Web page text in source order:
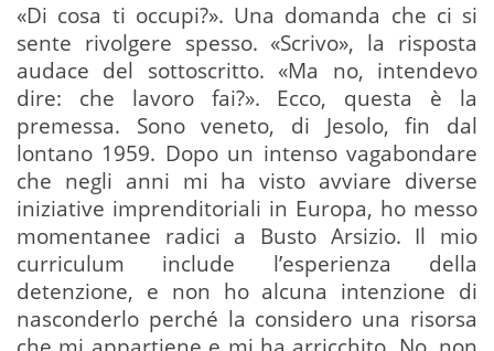
«Di cosa ti occupi?». Una domanda che ci si
sente rivolgere spesso. «Scrivo», la risposta
audace del sottoscritto. «Ma no, intendevo
dire: che lavoro fai?». Ecco, questa è la
premessa. Sono veneto, di Jesolo, fin dal
lontano 1959. Dopo un intenso vagabondare
che negli anni mi ha visto avviare diverse
iniziative imprenditoriali in Europa, ho messo
momentanee radici a Busto Arsizio. Il mio
curriculum include l’esperienza della
detenzione, e non ho alcuna intenzione di
nasconderlo perché la considero una risorsa